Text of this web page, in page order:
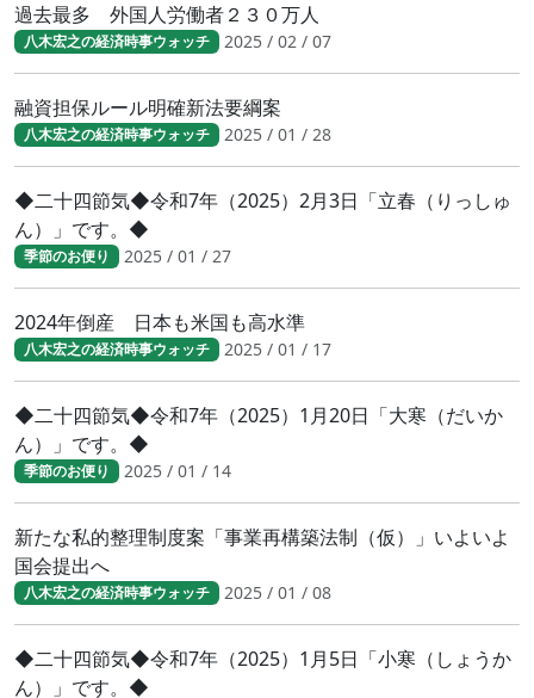
過去最多 外国人労働者２３０万人
八木宏之の経済時事ウォッチ 2025 / 02 / 07
融資担保ルール明確新法要綱案
八木宏之の経済時事ウォッチ 2025 / 01 / 28
◆二十四節気◆令和7年（2025）2月3日「立春（りっしゅ
ん）」です。◆
季節のお便り 2025 / 01 / 27
2024年倒産 日本も米国も高水準
八木宏之の経済時事ウォッチ 2025 / 01 / 17
◆二十四節気◆令和7年（2025）1月20日「大寒（だいか
ん）」です。◆
季節のお便り 2025 / 01 / 14
新たな私的整理制度案「事業再構築法制（仮）」いよいよ
国会提出へ
八木宏之の経済時事ウォッチ 2025 / 01 / 08
◆二十四節気◆令和7年（2025）1月5日「小寒（しょうか
ん）」です。◆